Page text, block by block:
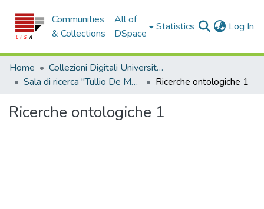
Communities
& Collections
All of
DSpace
Statistics Log In
Home
Collezioni Digitali Università della Calabria
Sala di ricerca "Tullio De Mauro"
Ricerche ontologiche 1
Ricerche ontologiche 1